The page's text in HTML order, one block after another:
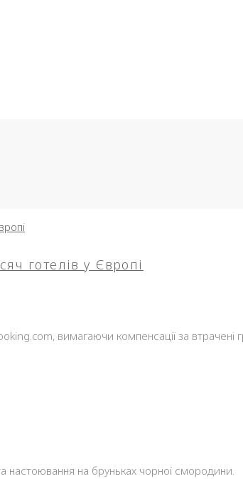
готелів у Європі
вимагаючи компенсації за втрачені
настоювання на бруньках чорної смородини.